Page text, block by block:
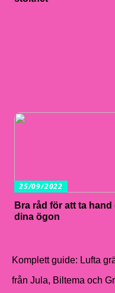
25/09/2022
Bra råd för att ta hand
dina ögon
Komplett guide: Lufta
från Jula, Biltema och